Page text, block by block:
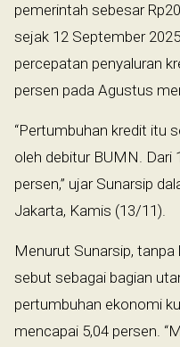
pemerintah sebesar
sejak 12 September
percepatan penyaluran
persen pada Agustus
“Pertumbuhan kredit itu
oleh debitur BUMN. Dari
persen,” ujar Sunarsip
Jakarta, Kamis (13/11).
Menurut Sunarsip,
sebut sebagai bagian
pertumbuhan ekonomi
mencapai 5,04 persen.